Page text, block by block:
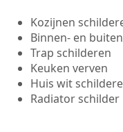
Kozijnen
Binnen- en
Trap schilderen
Keuken verven
Huis wit
Radiator schilder